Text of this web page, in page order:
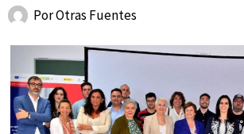
PorOtras Fuentes